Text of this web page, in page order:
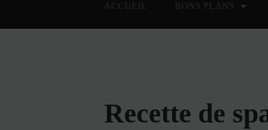
ACCUEIL BONS PLANS
Recette de